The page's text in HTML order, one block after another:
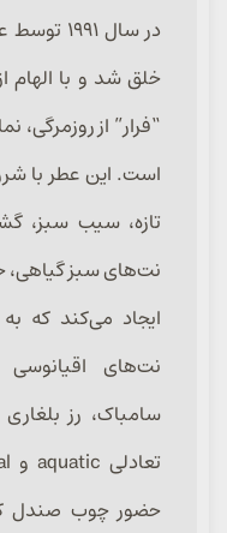
در سال
خلق شد و با الهام
“فرار” از
تازه، سیب سبز،
ایجاد می‌کند که
نت‌های
سامباک، رز
حضور چوب صندل